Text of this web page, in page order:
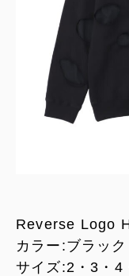
Reverse Logo
カラー:ブラッ
サイズ:2・3・4